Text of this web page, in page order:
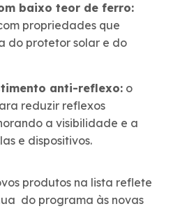
baixo teor de ferro:
propriedades que
do protetor solar e do
anti-reflexo: o
reduzir reflexos
a visibilidade e a
e dispositivos.
produtos na lista reflete
do programa às novas